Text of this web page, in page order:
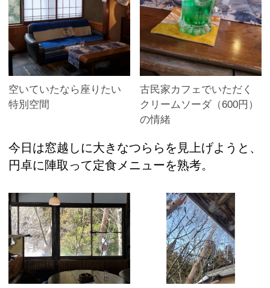
空いていたなら座りたい
特別空間
古民家カフェでいただく
クリームソーダ（600円）
の情緒
今日は窓越しに大きなつららを見上げようと、
円卓に陣取って定食メニューを熟考。